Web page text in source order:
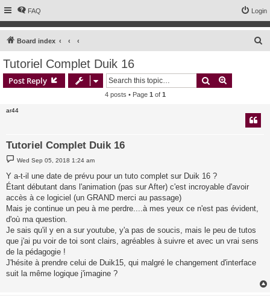
FAQ Login
Board index
Tutoriel Complet Duik 16
Post Reply Search
4 posts • Page 1 of 1
ar44
Tutoriel Complet Duik 16
P
o
t
Wed Sep 05, 2018 1:24 am
Y a-t-il une date de prévu pour un tuto complet sur Duik 16 ?
Étant débutant dans l'animation (pas sur After) c'est incroyable d'avoir
accès à ce logiciel (un GRAND merci au passage)
Mais je continue un peu à me perdre....à mes yeux ce n'est pas évident,
d'où ma question.
Je sais qu'il y en a sur youtube, y'a pas de soucis, mais le peu de tutos
que j'ai pu voir de toi sont clairs, agréables à suivre et avec un vrai sens
de la pédagogie !
J'hésite à prendre celui de Duik15, qui malgré le changement d'interface
suit la même logique j'imagine ?